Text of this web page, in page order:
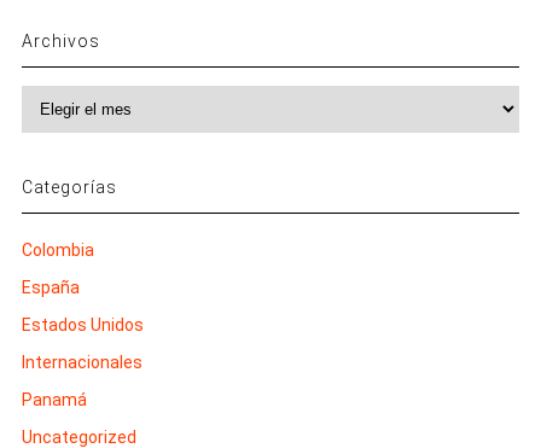
Archivos
Categorías
Colombia
España
Estados Unidos
Internacionales
Panamá
Uncategorized